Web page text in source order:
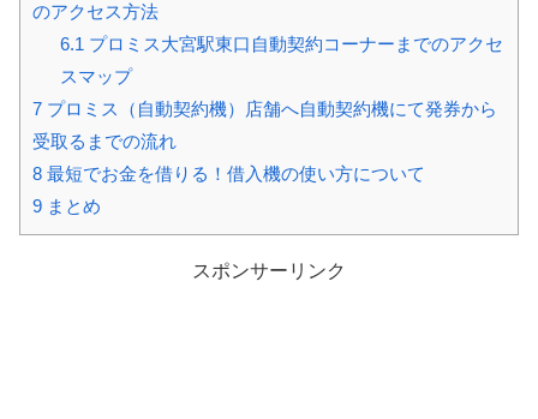
のアクセス方法
6.1 プロミス大宮駅東口自動契約コーナーまでのアクセ
スマップ
7 プロミス（自動契約機）店舗へ自動契約機にて発券から
受取るまでの流れ
8 最短でお金を借りる！借入機の使い方について
9 まとめ
スポンサーリンク